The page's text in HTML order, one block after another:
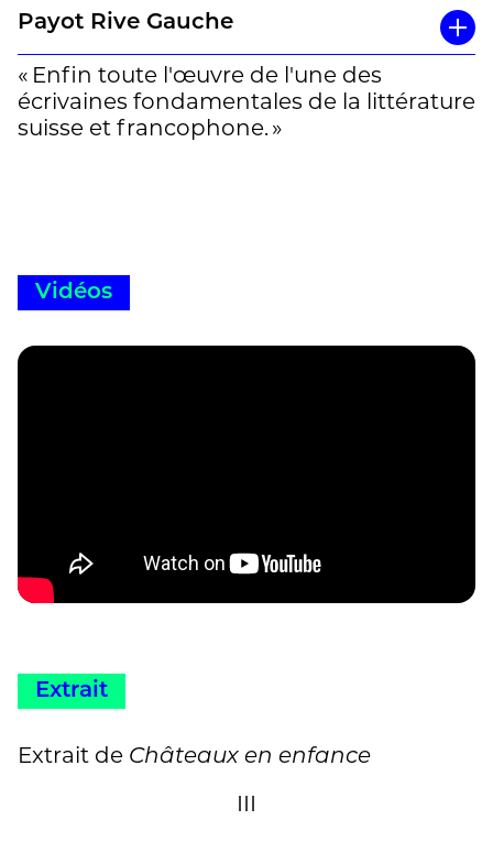
Payot Rive Gauche
« Enfin toute l'œuvre de l'une des
écrivaines fondamentales de la littérature
suisse et francophone. »
Vidéos
Extrait
Extrait de Châteaux en enfance
III